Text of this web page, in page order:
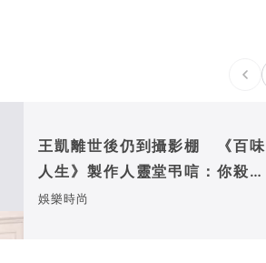
王凱離世後仍到攝影棚 《百味
人生》製作人靈堂弔唁：你殺青
了！
娛樂時尚